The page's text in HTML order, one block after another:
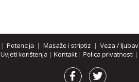
| Potencija | Masaže i striptiz | Veza / ljubav
Uvjeti korištenja | Kontakt | Polica privatnosti |